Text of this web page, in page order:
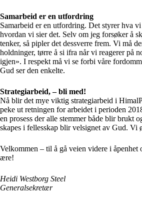
Samarbeid er en utfordring
Samarbeid er en utfordring. Det styrer hva
hvordan vi sier det. Selv om jeg forsøker å
tenker, så pipler det dessverre frem. Vi må
holdninger, tørre å si ifra når vi reagerer på
igjen». I respekt må vi se forbi våre
Gud ser den enkelte.
Strategiarbeid, – bli med!
Nå blir det mye viktig strategiarbeid i
peke ut retningen for arbeidet i perioden
en prosess der alle stemmer både blir brukt
skapes i fellesskap blir velsignet av Gud. Vi
Velkommen – til å gå veien videre i åpenhet
ære!
Heidi Westborg Steel
Generalsekretær